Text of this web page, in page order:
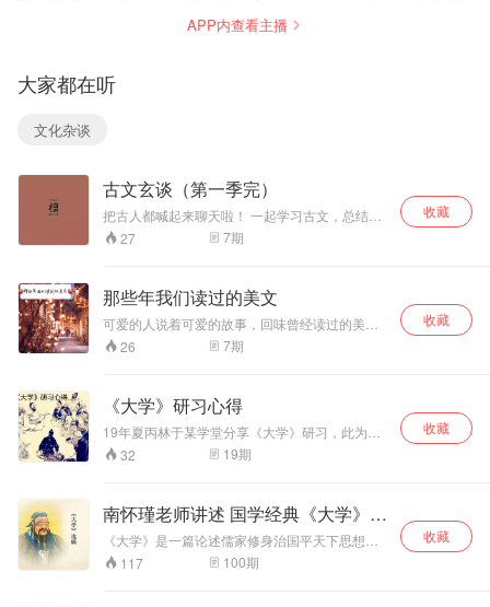
《约会班主任》栏
目的主讲嘉宾，尝
并邀请著名主播陈
诵。彦老师微信账
号：yanshiyuwen
国大好山河，归乡
录制了有声作品，
美文和美声相应相
合、文学家和艺术
家亦咏亦叹，为广
的有声读物。《青
塞》美声美文有声
读物成功入选吉林
省全民阅读活动民
生读本，为广大青
式新颖、内容优美
的阅读作品。
APP内查看主播
大家都在听
文化杂谈
古文玄谈（第一季完）
把古人都喊起来聊天啦！ 一起学习古文，总结分
享。27 7期
收藏
那些年我们读过的美文
可爱的人说着可爱的故事，回味曾经读过的美
文，体会文中意境，感悟美好时光。
26 7期
收藏
《大学》研习心得
19年夏丙林于某学堂分享《大学》研习，此为音
频，祈为中国文化传播弘扬尽己之力。
32 19期
收藏
南怀瑾老师讲述 国学经典《大学》
选辑
《大学》是一篇论述儒家修身治国平天下思想的
散文，原是《小戴礼记》第四十二篇，相传为曾
子所作，是一部中国古代讨论教育理论的重要著
117 100期
收藏